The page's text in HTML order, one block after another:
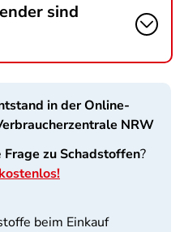
sind
in der Online-
NRW
Frage zu Schadstoffen?
beim Einkauf